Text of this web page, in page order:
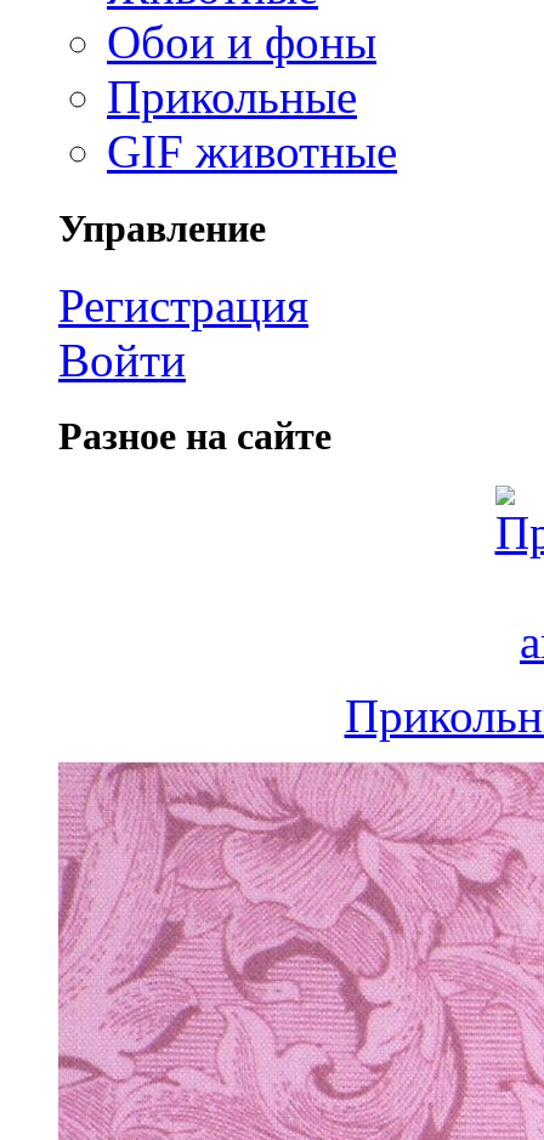
Обои и фоны
Прикольные
GIF животные
Управление
Регистрация
Войти
Разное на сайте